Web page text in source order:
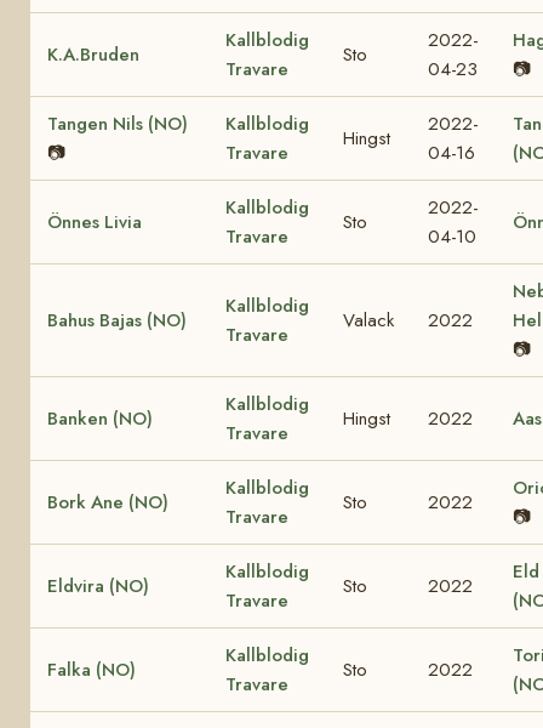
K.A.Bruden
Kallblodig
Travare
Sto
2022-
04-23
📷
Tangen Nils (NO)
📷
Kallblodig
Travare
Hingst
2022-
04-16
Önnes Livia
Kallblodig
Travare
Sto
2022-
04-10
Bahus Bajas (NO)
Kallblodig
Travare
Valack 2022
📷
Banken (NO)
Kallblodig
Travare
Hingst 2022
Bork Ane (NO)
Kallblodig
Travare
Sto 2022
📷
Eldvira (NO)
Kallblodig
Travare
Sto 2022
Falka (NO)
Kallblodig
Travare
Sto 2022